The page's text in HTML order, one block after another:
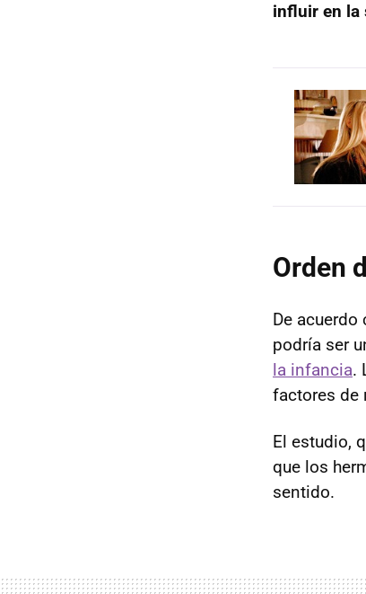
influir en la
Orden
De
podría ser
la infancia.
factores de
El estudio,
que los
sentido.